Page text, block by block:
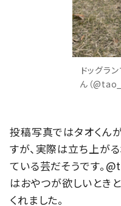
ドッグラ
ん（
投稿写真ではタオくん
すが、実際は立ち上が
ている芸だそうです。
はおやつが欲しいとき
くれました。